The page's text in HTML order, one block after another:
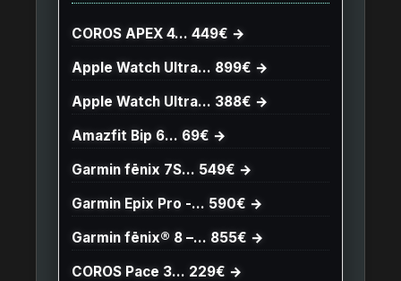
COROS APEX 4… 449€ →
Apple Watch Ultra… 899€ →
Apple Watch Ultra… 388€ →
Amazfit Bip 6… 69€ →
Garmin fēnix 7S… 549€ →
Garmin Epix Pro -… 590€ →
Garmin fēnix® 8 –… 855€ →
COROS Pace 3… 229€ →